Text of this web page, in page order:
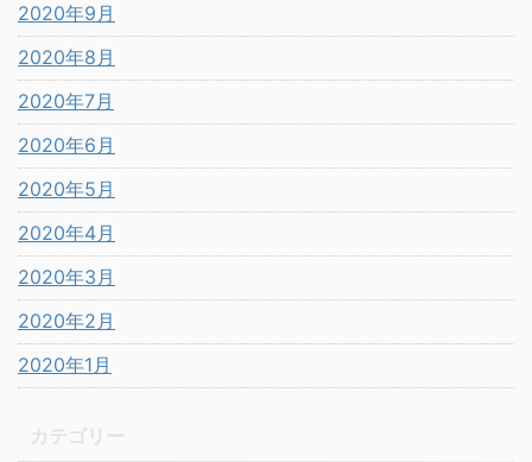
2020年9月
2020年8月
2020年7月
2020年6月
2020年5月
2020年4月
2020年3月
2020年2月
2020年1月